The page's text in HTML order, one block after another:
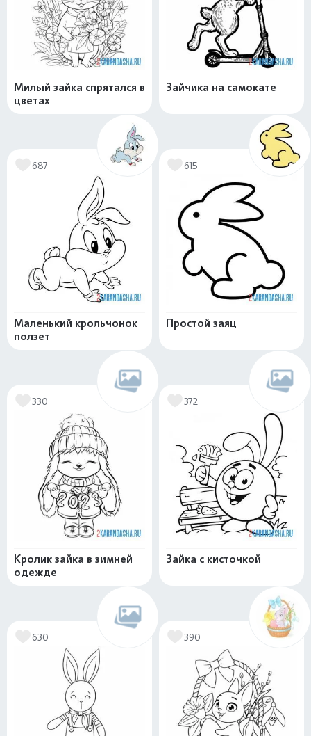
Милый зайка спрятался в
цветах
Зайчика на самокате
687
Маленький крольчонок
ползет
615
Простой заяц
330
Кролик зайка в зимней
одежде
372
Зайка с кисточкой
630 390